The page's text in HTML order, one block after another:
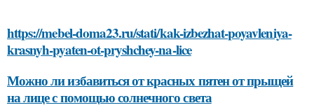
https://mebel-doma23.ru/stati/kak-izbezhat-poyavleniya-
krasnyh-pyaten-ot-pryshchey-na-lice
Можно ли избавиться от красных пятен от прыщей
на лице с помощью солнечного света